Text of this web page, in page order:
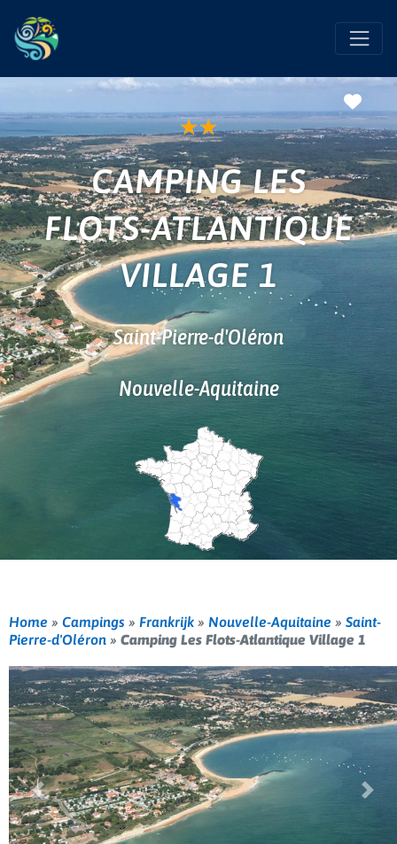
★★
CAMPING LES
FLOTS-ATLANTIQUE
VILLAGE 1
Saint-Pierre-d'Oléron
Nouvelle-Aquitaine
Home » Campings » Frankrijk » Nouvelle-Aquitaine » Saint-
Pierre-d'Oléron » Camping Les Flots-Atlantique Village 1
Vorige